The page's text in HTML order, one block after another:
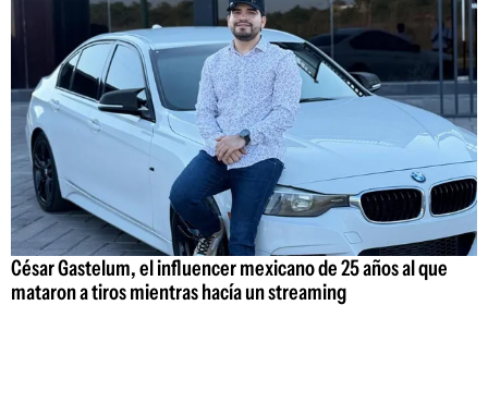
César Gastelum, el influencer mexicano de 25 años al que
mataron a tiros mientras hacía un streaming